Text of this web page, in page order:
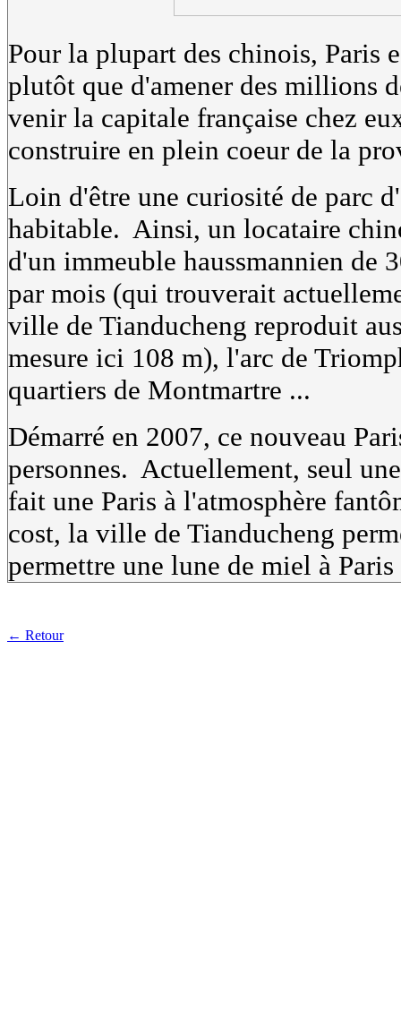
Pour la plupart des chinois,
plutôt que d'amener des millions
venir la capitale française chez
construire en plein coeur de la
Loin d'être une curiosité de parc
habitable. Ainsi, un locataire
d'un immeuble haussmannien de
par mois (qui trouverait
ville de Tianducheng reproduit
mesure ici 108 m), l'arc de
quartiers de Montmartre ...
Démarré en 2007, ce nouveau
personnes. Actuellement, seul
fait une Paris à l'atmosphère
cost, la ville de Tianducheng
permettre une lune de miel à
← Retour